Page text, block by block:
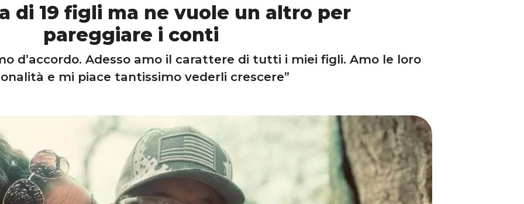
di 19 figli ma ne vuole un altro per
pareggiare i conti
d’accordo. Adesso amo il carattere di tutti i miei figli. Amo le loro
e mi piace tantissimo vederli crescere”